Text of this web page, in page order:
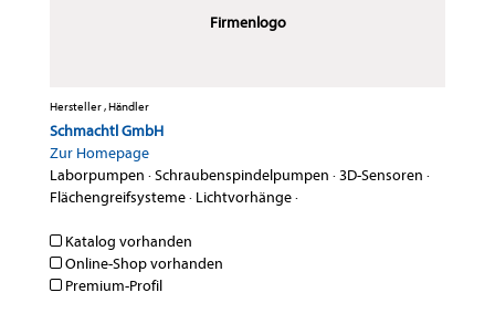
Firmenlogo
Hersteller , Händler
Schmachtl GmbH
Zur Homepage
Laborpumpen ·Schraubenspindelpumpen ·3D-Sensoren ·
Flächengreifsysteme· Lichtvorhänge·
Katalog vorhanden
Online-Shop vorhanden
Premium-Profil